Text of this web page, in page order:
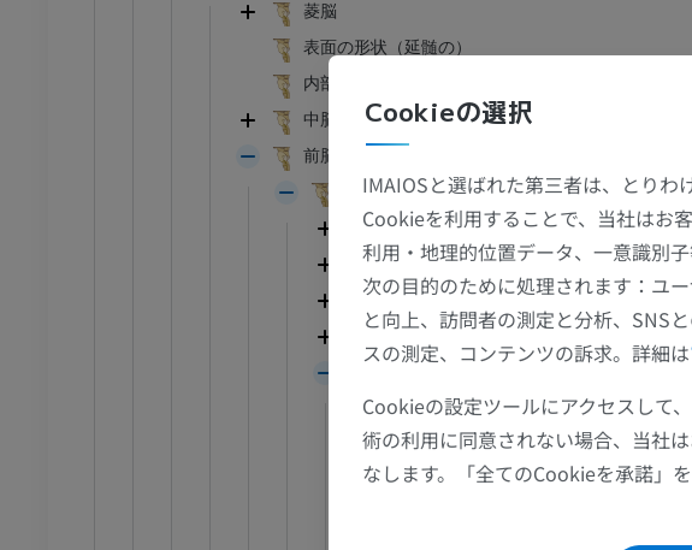
菱脳
表面の形状（延髄の）
内部特徴
中脳
前脳
間脳
視床上部
視床；背側視床
腹側視床
視床後部
乳頭体
視神経交叉；視交叉
視索
下肢MRI
MRI
下肢X線
X線画像
無料
下肢
イラストレーション
足根および足部のCT
MRI
MRI
プレミアム
手部
MRI
プレミア
上肢X線
X線画像
Cookieの選択
IMAIOSと選ばれた第三者は、とりわ
Cookieを利用することで、当社はお
利用・地理的位置データ、一意識別
次の目的のために処理されます：ユ
と向上、訪問者の測定と分析、SNS
スの測定、コンテンツの訴求。詳細は
Cookieの設定ツールにアクセスして
術の利用に同意されない場合、当社
なします。「全てのCookieを承諾」